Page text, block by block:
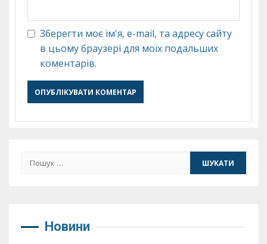
Зберегти моє ім'я, e-mail, та адресу сайту
в цьому браузері для моїх подальших
коментарів.
Пошук:
Новини